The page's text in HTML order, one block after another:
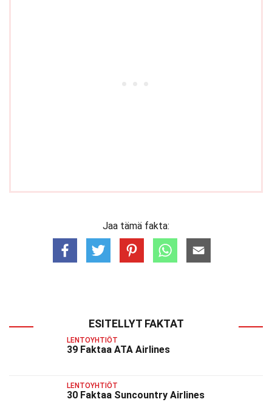
Jaa tämä fakta:
ESITELLYT FAKTAT
LENTOYHTIÖT
39 Faktaa ATA Airlines
LENTOYHTIÖT
30 Faktaa Suncountry Airlines